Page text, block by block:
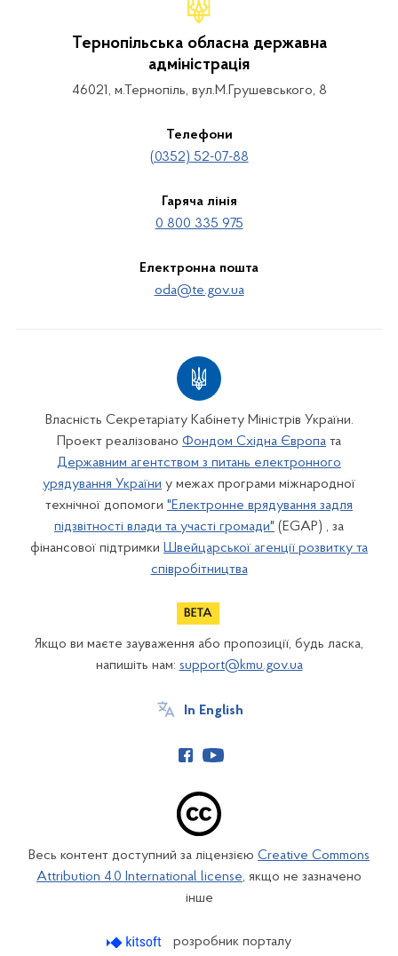
Тернопільська обласна державна
адміністрація
46021, м.Тернопіль, вул.М.Грушевського, 8
Телефони
(0352) 52-07-88
Гаряча лінія
0 800 335 975
Електронна пошта
oda@te.gov.ua
Власність Секретаріату Кабінету Міністрів України.
Проект реалізовано Фондом Східна Європа та
Державним агентством з питань електронного
урядування України у межах програми міжнародної
технічної допомоги "Електронне врядування задля
підзвітності влади та участі громади" (EGAP) , за
фінансової підтримки Швейцарської агенції розвитку та
співробітництва
Якщо ви маєте зауваження або пропозиції, будь ласка,
напишіть нам: support@kmu.gov.ua
In English
Весь контент доступний за ліцензією Creative Commons
Attribution 4.0 International license, якщо не зазначено
інше
розробник порталу